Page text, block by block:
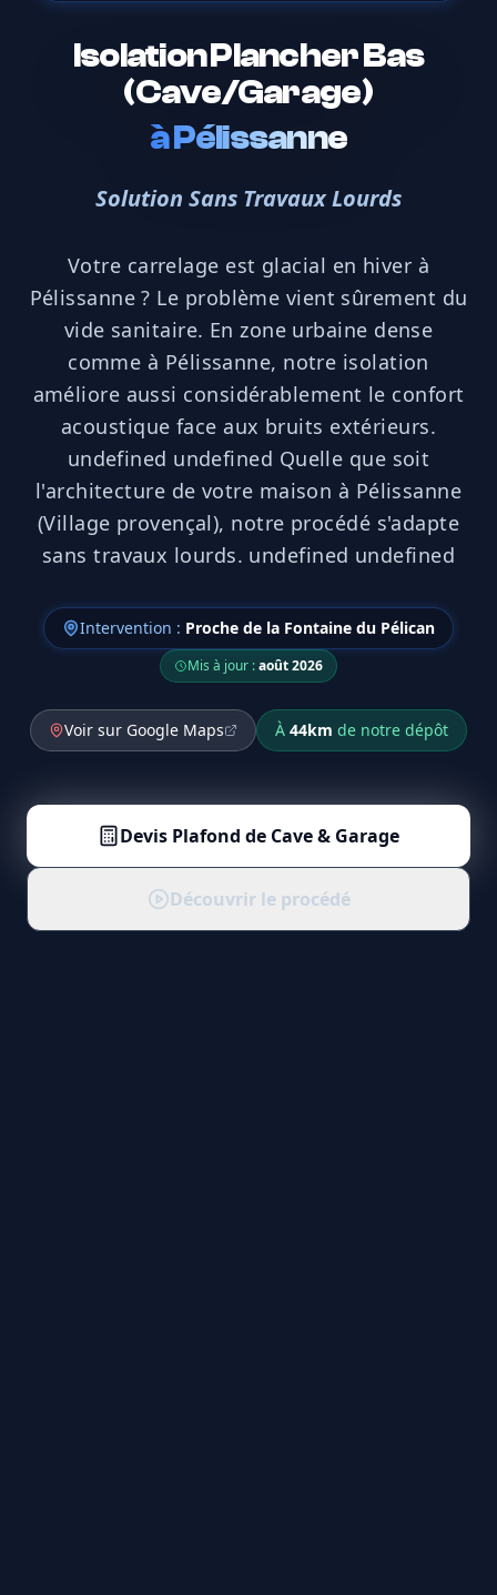
Isolation Plancher Bas
(Cave/Garage)
àPélissanne
Solution Sans Travaux Lourds
Votre carrelage est glacial en hiver à
Pélissanne ? Le problème vient sûrement du
vide sanitaire. En zone urbaine dense
comme à Pélissanne, notre isolation
améliore aussi considérablement le confort
acoustique face aux bruits extérieurs.
undefined undefined Quelle que soit
l'architecture de votre maison à Pélissanne
(Village provençal), notre procédé s'adapte
sans travaux lourds. undefined undefined
Intervention : Proche de la Fontaine du Pélican
Mis à jour :août 2026
Voir sur Google Maps À 44km de notre dépôt
Devis Plafond de Cave & Garage
Découvrir le procédé